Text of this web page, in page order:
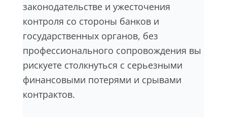
законодательстве и ужесточения
контроля со стороны банков и
государственных органов, без
профессионального сопровождения вы
рискуете столкнуться с серьезными
финансовыми потерями и срывами
контрактов.